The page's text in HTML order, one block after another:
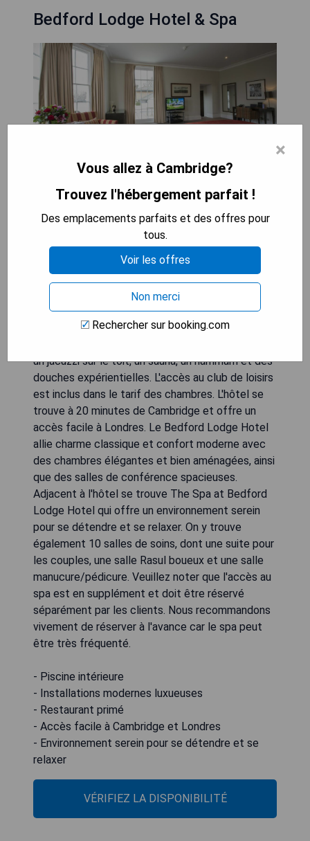
Bedford Lodge Hotel & Spa
Niché au milieu de jardins de roses, le Bedford
Lodge Hotel & Spa est un hôtel paisible dont
l'architecture remonte au XVIIe siècle. Il dispose
d'installations modernes luxueuses et propose
une excellente cuisine primée dans son restaurant
Squires. L'hôtel possède également un club de
santé de premier ordre comprenant une piscine
intérieure de 15 mètres, un jacuzzi, un sauna et
des hammams. Les installations comprennent
un jacuzzi sur le toit, un sauna, un hammam et des
douches expérientielles. L'accès au club de loisirs
est inclus dans le tarif des chambres. L'hôtel se
trouve à 20 minutes de Cambridge et offre un
accès facile à Londres. Le Bedford Lodge Hotel
allie charme classique et confort moderne avec
des chambres élégantes et bien aménagées, ainsi
que des salles de conférence spacieuses.
Adjacent à l'hôtel se trouve The Spa at Bedford
Lodge Hotel qui offre un environnement serein
pour se détendre et se relaxer. On y trouve
également 10 salles de soins, dont une suite pour
les couples, une salle Rasul boueux et une salle
manucure/pédicure. Veuillez noter que l'accès au
spa est en supplément et doit être réservé
séparément par les clients. Nous recommandons
vivement de réserver à l'avance car le spa peut
être très fréquenté.
- Piscine intérieure
- Installations modernes luxueuses
- Restaurant primé
- Accès facile à Cambridge et Londres
- Environnement serein pour se détendre et se
relaxer
VÉRIFIEZ LA DISPONIBILITÉ
×
Vous allez à Cambridge?
Trouvez l'hébergement parfait !
Des emplacements parfaits et des offres pour
tous.
Voir les offres
Non merci
Rechercher sur booking.com